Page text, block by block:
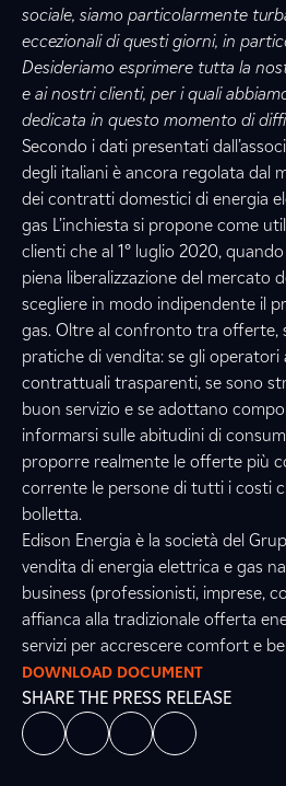
sociale, siamo particolarmente
eccezionali di questi giorni, in
Desideriamo esprimere tutta la
e ai nostri clienti, per i quali
dedicata in questo momento di
Secondo i dati presentati
degli italiani è ancora regolata dal
dei contratti domestici di energia
gas L’inchiesta si propone come
clienti che al 1° luglio 2020,
piena liberalizzazione del mercato
scegliere in modo indipendente il
gas. Oltre al confronto tra offerte,
pratiche di vendita: se gli
contrattuali trasparenti, se sono
buon servizio e se adottano
informarsi sulle abitudini di
proporre realmente le offerte più
corrente le persone di tutti i costi
bolletta.
Edison Energia è la società del
vendita di energia elettrica e gas
business (professionisti, imprese,
affianca alla tradizionale offerta
servizi per accrescere comfort e
DOWNLOAD DOCUMENT
SHARE THE PRESS RELEASE